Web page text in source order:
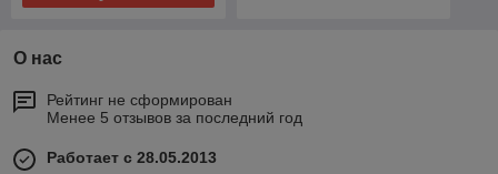
О нас
Рейтинг не сформирован
Менее 5 отзывов за последний год
Работает с 28.05.2013